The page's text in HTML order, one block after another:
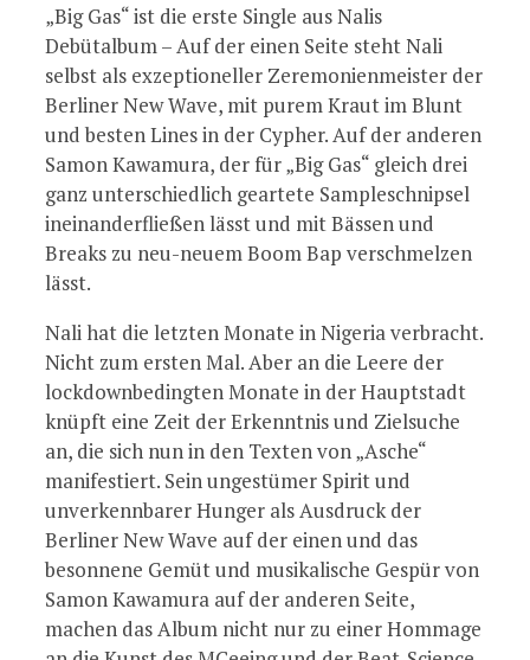
„Big Gas“ ist die erste Single aus Nalis
Debütalbum – Auf der einen Seite steht Nali
selbst als exzeptioneller Zeremonienmeister der
Berliner New Wave, mit purem Kraut im Blunt
und besten Lines in der Cypher. Auf der anderen
Samon Kawamura, der für „Big Gas“ gleich drei
ganz unterschiedlich geartete Sampleschnipsel
ineinanderfließen lässt und mit Bässen und
Breaks zu neu-neuem Boom Bap verschmelzen
lässt.
Nali hat die letzten Monate in Nigeria verbracht.
Nicht zum ersten Mal. Aber an die Leere der
lockdownbedingten Monate in der Hauptstadt
knüpft eine Zeit der Erkenntnis und Zielsuche
an, die sich nun in den Texten von „Asche“
manifestiert. Sein ungestümer Spirit und
unverkennbarer Hunger als Ausdruck der
Berliner New Wave auf der einen und das
besonnene Gemüt und musikalische Gespür von
Samon Kawamura auf der anderen Seite,
machen das Album nicht nur zu einer Hommage